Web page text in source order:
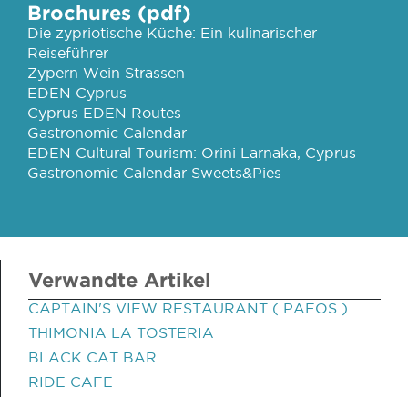
Brochures (pdf)
Die zypriotische Küche: Ein kulinarischer
Reiseführer
Zypern Wein Strassen
EDEN Cyprus
Cyprus EDEN Routes
Gastronomic Calendar
EDEN Cultural Tourism: Orini Larnaka, Cyprus
Gastronomic Calendar Sweets&Pies
Verwandte Artikel
CAPTAIN'S VIEW RESTAURANT ( PAFOS )
THIMONIA LA TOSTERIA
BLACK CAT BAR
RIDE CAFE